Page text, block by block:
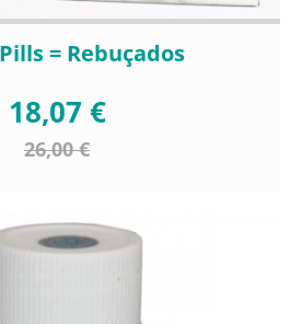
= Rebuçados
18,07 €
26,00 €